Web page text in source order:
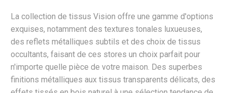
La collection de tissus Vision offre une gamme d'options
exquises, notamment des textures tonales luxueuses,
des reflets métalliques subtils et des choix de tissus
occultants, faisant de ces stores un choix parfait pour
n'importe quelle pièce de votre maison. Des superbes
finitions métalliques aux tissus transparents délicats, des